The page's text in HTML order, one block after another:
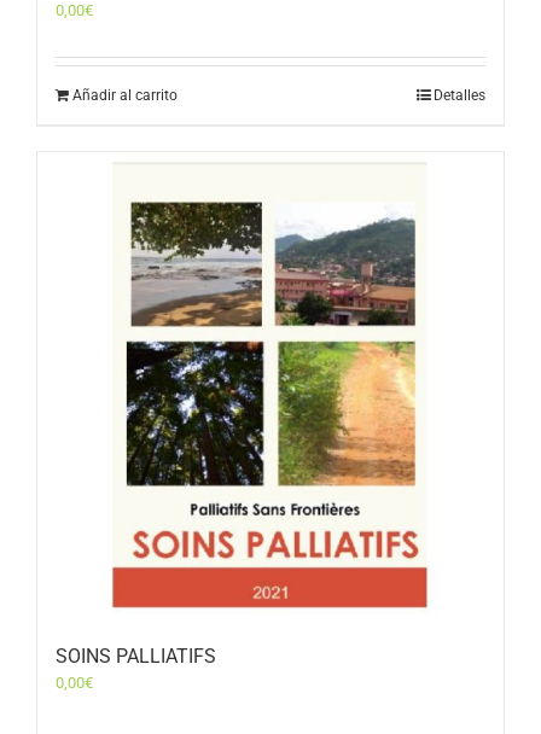
0,00€
Añadir al carrito Detalles
SOINS PALLIATIFS
0,00€